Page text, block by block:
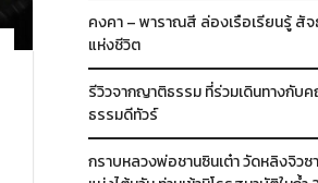
คงคา – พาราณสี ล่องเรือเรียนรู้ สั
แห่งชีวิต
รีวิวจากญาติธรรม ที่ร่วมเดินทางกับ
ธรรมดีทัวร์
กราบหลวงพ่อชานซินเต๋า วัดหลิงจิวซ